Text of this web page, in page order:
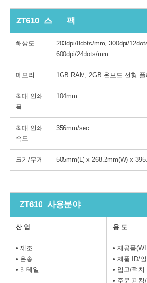
ZT610 스 팩
해상도
203dpi/8dots/mm, 300dpi/
600dpi/24dots/mm
메모리 1GB RAM, 2GB 온보드 선형 플
최대 인쇄
폭
104mm
최대 인쇄
속도
356mm/sec
크기/무게 505mm(L) x 268.2mm(W) x
ZT610 사용분야
산 업 용 도
• 제조
• 운송
• 리테일
• 재공품
• 제품 ID/
• 입고/적치
• 주문 피킹